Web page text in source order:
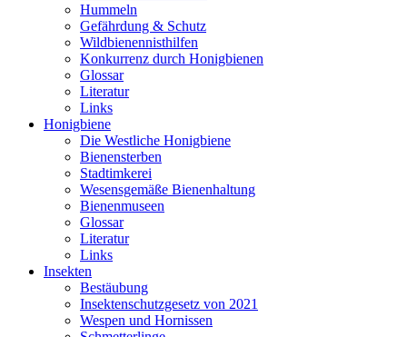
Hummeln
Gefährdung & Schutz
Wildbienennisthilfen
Konkurrenz durch Honigbienen
Glossar
Literatur
Links
Honigbiene
Die Westliche Honigbiene
Bienensterben
Stadtimkerei
Wesensgemäße Bienenhaltung
Bienenmuseen
Glossar
Literatur
Links
Insekten
Bestäubung
Insektenschutzgesetz von 2021
Wespen und Hornissen